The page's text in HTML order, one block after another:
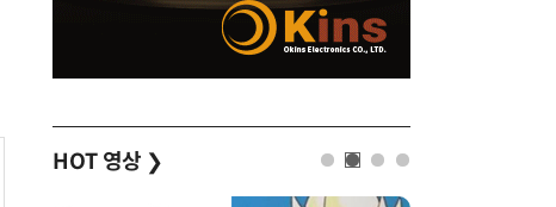
HOT 영상 ❯